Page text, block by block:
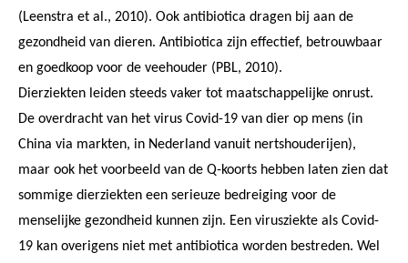
(Leenstra et al., 2010). Ook antibiotica dragen bij aan de
gezondheid van dieren. Antibiotica zijn effectief, betrouwbaar
en goedkoop voor de veehouder (PBL, 2010).
Dierziekten leiden steeds vaker tot maatschappelijke onrust.
De overdracht van het virus Covid-19 van dier op mens (in
China via markten, in Nederland vanuit nertshouderijen),
maar ook het voorbeeld van de Q-koorts hebben laten zien dat
sommige dierziekten een serieuze bedreiging voor de
menselijke gezondheid kunnen zijn. Een virusziekte als Covid-
19 kan overigens niet met antibiotica worden bestreden. Wel